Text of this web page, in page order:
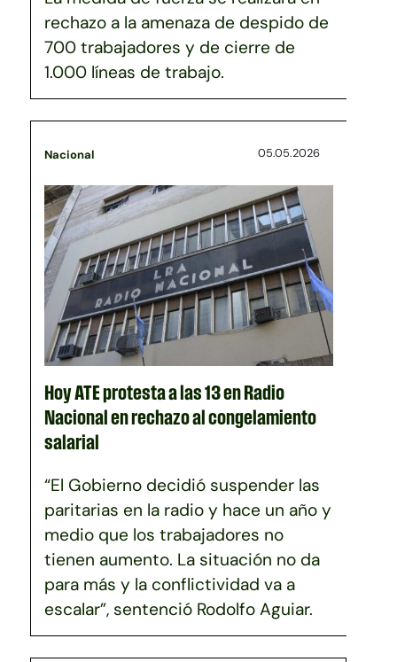
rechazo a la amenaza de despido de
700 trabajadores y de cierre de
1.000 líneas de trabajo.
Nacional 05.05.2026
Hoy ATE protesta a las 13 en Radio
Nacional en rechazo al congelamiento
salarial
“El Gobierno decidió suspender las
paritarias en la radio y hace un año y
medio que los trabajadores no
tienen aumento. La situación no da
para más y la conflictividad va a
escalar”, sentenció Rodolfo Aguiar.